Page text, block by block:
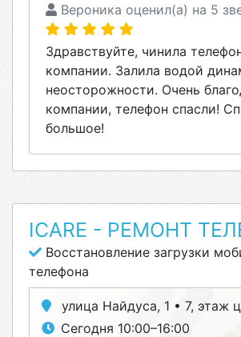
Вероника оценил(а) на 5
Здравствуйте, чинила
компании. Залила водой
неосторожности. Очень
компании, телефон спасли!
большое!
ICARE - РЕМОНТ
Восстановление загрузки
телефона
улица Найдуса, 1 • 7, этаж
Сегодня 10:00–16:00